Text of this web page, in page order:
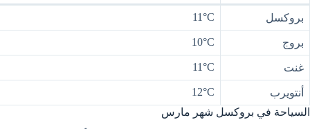
بروكسل 11°C
بروج 10°C
غنت 11°C
أنتويرب
12°C
السياحة في بروكسل شهر مارس